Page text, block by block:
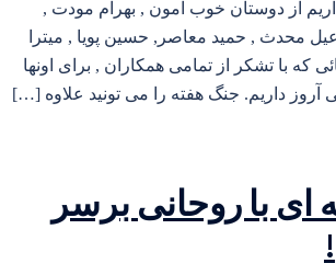
داریم از دوستان خوب امون , بهرام مودت ,
محدث , حمید معاصر, حسین پویا , میترا
که با تشکر از تمامی همکاران , برای اونها
آروز داریم. جنگ هفته را می تونید علاوه […]
ای با روحانی برسر